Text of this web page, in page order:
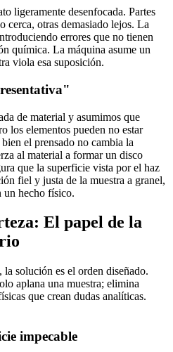
ligeramente desenfocada. Partes
cerca, otras demasiado lejos. La
errores que no tienen
química. La máquina asume un
viola esa suposición.
de material y asumimos que
los elementos pueden no estar
el prensado no cambia la
al material a formar un disco
que la superficie vista por el haz
fiel y justa de la muestra a granel,
un hecho físico.
El papel de la
solución es el orden diseñado.
aplana una muestra; elimina
que crean dudas analíticas.
impecable